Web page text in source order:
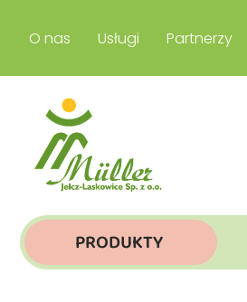
O nas Usługi Partnerzy
PRODUKTY